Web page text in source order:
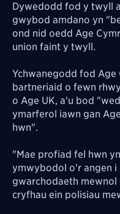
Dywedodd fod y twyll
gwybod amdano yn
ond nid oedd Age
union faint y twyll.
Ychwanegodd fod Age
bartneriaid o fewn
o Age UK, a'u bod
ymarferol iawn gan
hwn".
"Mae profiad fel hwn
ymwybodol o'r angen i
gwarchodaeth mewnol
cryfhau ein polisiau